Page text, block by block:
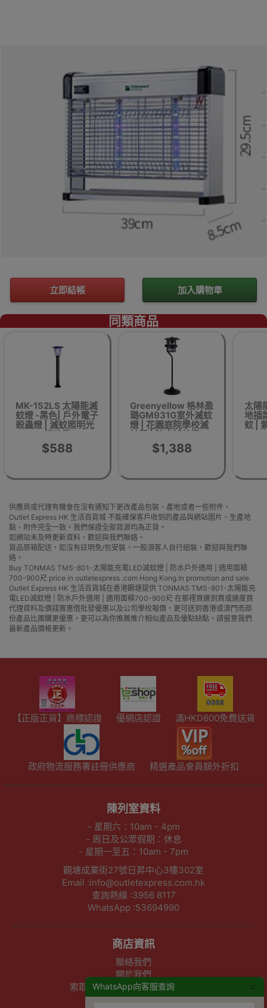
立即結帳 加入購物車
同類商品
MK-152LS 太陽能滅
蚊燈 -黑色| 戶外電子
殺蟲燈 | 滅蚊照明光
控功能
$588
Greenyellow 格林盈
璐GM931G室外滅蚊
燈 | 花園庭院學校滅
蚊器 | 防水捕蚊燈 -
太陽
地插
蚊 |
供應商或代理有機會在沒有通知下更改產品包裝、產地或者一些附件，
Outlet Express HK 生活百貨城 不能確保客戶收到的產品與網站圖片、生產地
點、附件完全一致。我們保證全部貨源均為正貨。
如網站未及時更新資料，歡迎與我們聯絡。
貨品原箱配送，如沒有註明免/包安裝，一般須客人自行組裝，歡迎與我們聯
Buy TONMAS TMS-801-太陽能充電LED滅蚊燈 | 防水戶外適用 | 適用面積
700-900尺 price in outletexpress .com Hong Kong.In promotion and sale.
電LED滅蚊燈 | 防水戶外適用 | 適用面積700-900尺 在那裡買邊到買或邊度買
份產品比團購更優惠，更可以為你推薦推介相似產品及優點缺點，請留意我們
WhatsApp向客服查詢
【正版正貨】商標認證 優網店認證 滿HKD600免費送貨
政府物流服務署註冊供應商 精選產品會員額外折扣
陳列室資料